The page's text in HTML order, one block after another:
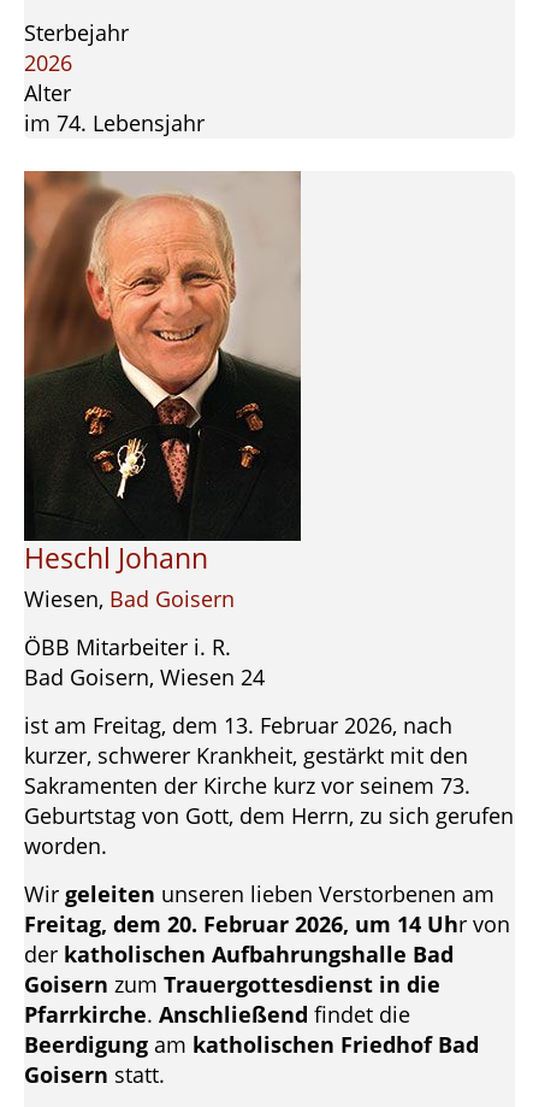
Sterbejahr
2026
Alter
im 74. Lebensjahr
Heschl Johann
Wiesen, Bad Goisern
ÖBB Mitarbeiter i. R.
Bad Goisern, Wiesen 24
ist am Freitag, dem 13. Februar 2026, nach
kurzer, schwerer Krankheit, gestärkt mit den
Sakramenten der Kirche kurz vor seinem 73.
Geburtstag von Gott, dem Herrn, zu sich gerufen
worden.
Wir geleiten unseren lieben Verstorbenen am
Freitag, dem 20. Februar 2026, um 14 Uhr von
der katholischen Aufbahrungshalle Bad
Goisern zum Trauergottesdienst in die
Pfarrkirche. Anschließend findet die
Beerdigung am katholischen Friedhof Bad
Goisern statt.